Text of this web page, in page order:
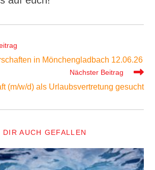
in Mönchengladbach 12.06.26
Nächster Beitrag
(m/w/d) als Urlaubsvertretung gesucht
DIR AUCH GEFALLEN